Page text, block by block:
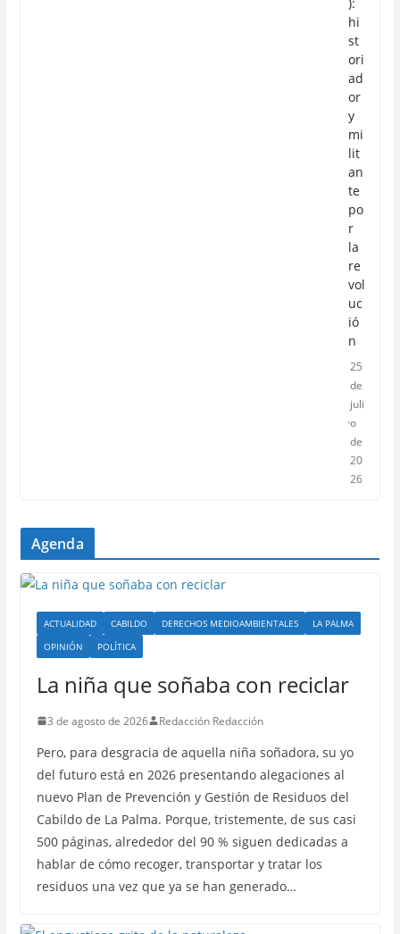
hi
st
ori
ad
or
y
mi
lit
an
te
po
r
la
re
vol
uc
ió
n
25
de
juli
o
de
20
26
Agenda
ACTUALIDAD CABILDO DERECHOS MEDIOAMBIENTALES
LA PALMA
OPINIÓN
POLÍTICA
La niña que soñaba con reciclar
3 de agosto de 2026 Redacción Redacción
Pero, para desgracia de aquella niña soñadora, su yo
del futuro está en 2026 presentando alegaciones al
nuevo Plan de Prevención y Gestión de Residuos del
Cabildo de La Palma. Porque, tristemente, de sus casi
500 páginas, alrededor del 90 % siguen dedicadas a
hablar de cómo recoger, transportar y tratar los
residuos una vez que ya se han generado…